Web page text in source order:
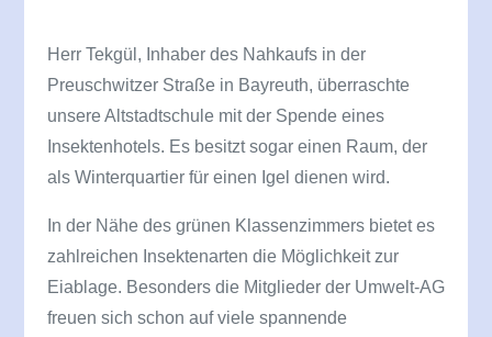
Herr Tekgül, Inhaber des Nahkaufs in der
Preuschwitzer Straße in Bayreuth, überraschte
unsere Altstadtschule mit der Spende eines
Insektenhotels. Es besitzt sogar einen Raum, der
als Winterquartier für einen Igel dienen wird.
In der Nähe des grünen Klassenzimmers bietet es
zahlreichen Insektenarten die Möglichkeit zur
Eiablage. Besonders die Mitglieder der Umwelt-AG
freuen sich schon auf viele spannende